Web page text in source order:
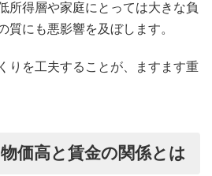
所得層や家庭にとっては大きな負
質にも悪影響を及ぼします。
りを工夫することが、ますます重
価高と賃金の関係とは